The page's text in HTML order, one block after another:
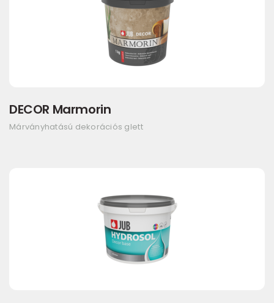
DECOR Marmorin
Márványhatású dekorációs glett